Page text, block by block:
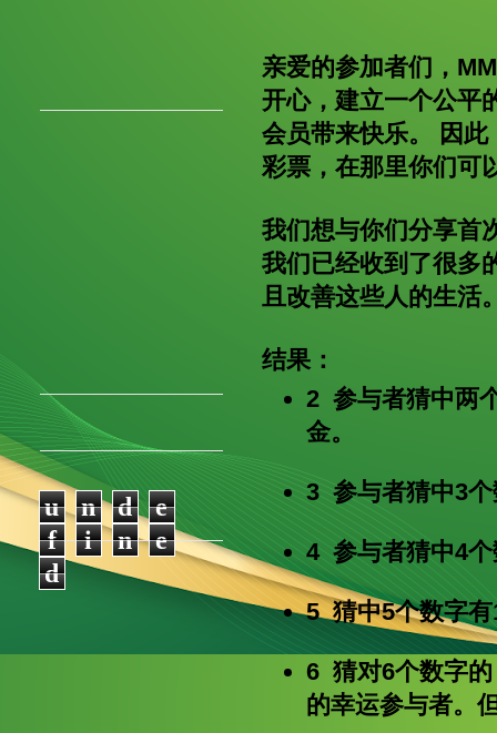
亲爱的参加者们，
开心，建立一个公平
会员带来快乐。 因
彩票，在那里你们可
我们想与你们分享首
我们已经收到了很多
且改善这些人的生活
结果：
2 参与者猜中两
金。
3 参与者猜中3
4 参与者猜中4
5 猜中5个数字有
6 猜对6个数字
的幸运参与者。
u n d
e
f
i n
e
d